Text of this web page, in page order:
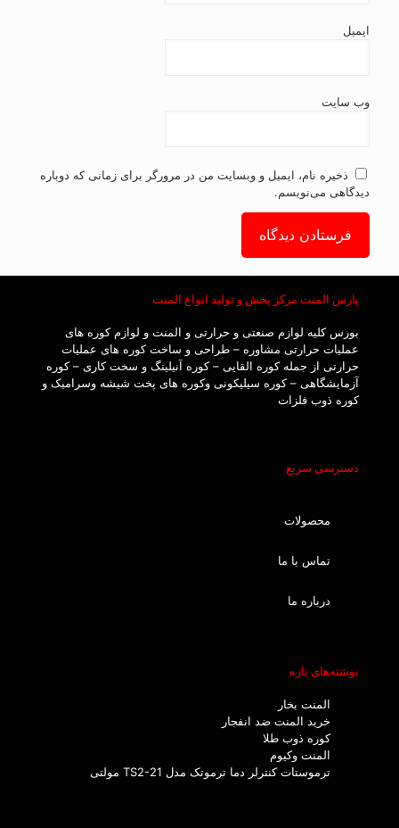
ایمیل
وب‌ سایت
ذخیره نام، ایمیل و وبسایت من در مرورگر برای زمانی که دوباره
دیدگاهی می‌نویسم.
پارس المنت مرکز پخش و تولید انواع المنت
بورس کلیه لوازم صنعتی و حرارتی و المنت و لوازم کوره های
عملیات حرارتی مشاوره – طراحی و ساخت کوره های عملیات
حرارتی از جمله کوره القایی – کوره آنیلینگ و سخت کاری – کوره
آزمایشگاهی – کوره سیلیکونی وکوره های پخت شیشه وسرامیک و
کوره ذوب فلزات
دسترسی سریع
محصولات
تماس با ما
درباره ما
نوشته‌های تازه
المنت بخار
خرید المنت ضد انفجار
کوره ذوب طلا
المنت وکیوم
ترموستات کنترلر دما ترموتک مدل TS2-21 مولتی